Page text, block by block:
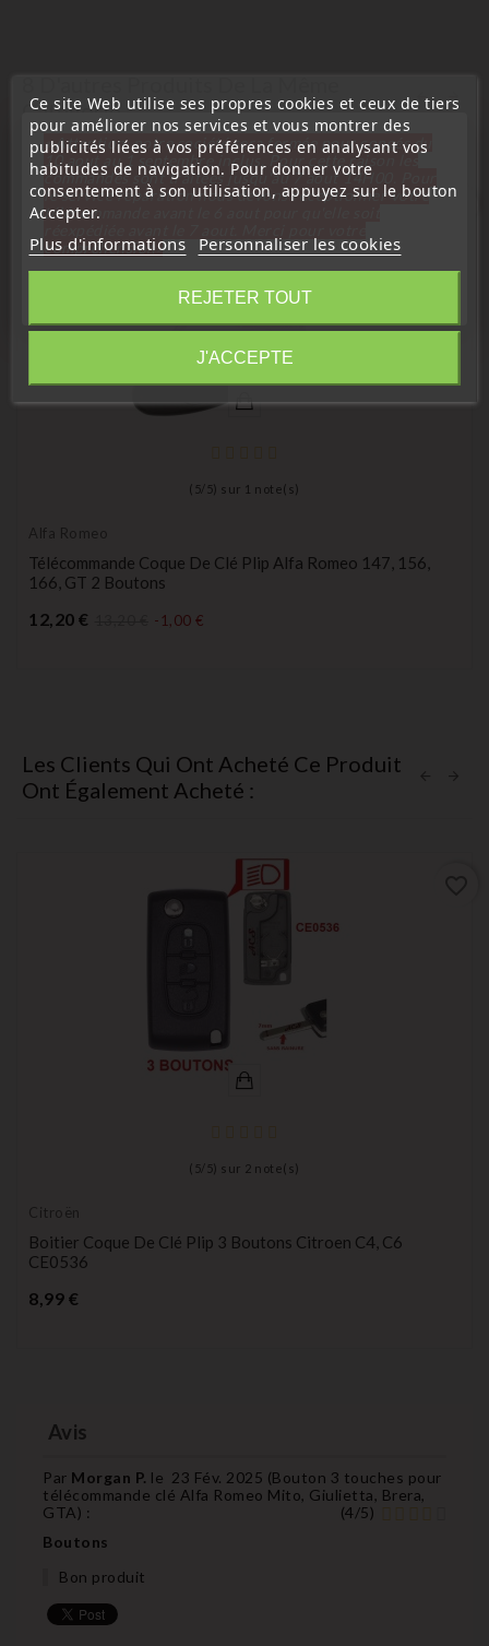
Catégorie :
( 5/ 5) sur 1 note(s)
Alfa Romeo
Télécommande Coque De Clé Plip Alfa Romeo 147, 156,
166, GT 2 Boutons
12,20 € -1,00 €
Les Clients Qui Ont Acheté Ce Produit
Ont Également Acheté :
( 5/ 5) sur 2 note(s)
Citroën
Boitier Coque De Clé Plip 3 Boutons Citroen C4, C6
CE0536
8,99 €
Avis
Par Morgan P. le 23 Fév. 2025 (Bouton 3 touches pour
télécommande clé Alfa Romeo Mito, Giulietta, Brera,
GTA) : (4/5)
Boutons
Bon produit
Ce site Web utilise ses propres cookies et ceux de tiers
pour améliorer nos services et vous montrer des
publicités liées à vos préférences en analysant vos
habitudes de navigation. Pour donner votre
consentement à son utilisation, appuyez sur le bouton
Accepter.
Plus d'informations Personnaliser les cookies
REJETER TOUT
J'ACCEPTE
« Attention, notre société sera fermée pour congés du
10 aout au 1 septembre inclus. Pour cette raison les
commandes sont traitées jusqu'au 7 aout 14H00. Pour
le service réparation nous devons réceptionner votre
télécommande avant le 6 aout pour qu'elle soit
compréhension»
Fermer
Information